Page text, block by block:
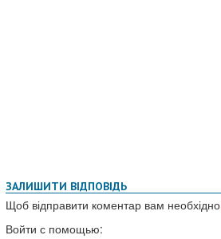
ЗАЛИШИТИ ВІДПОВІДЬ
Щоб відправити коментар вам необхідно
Войти с помощью: